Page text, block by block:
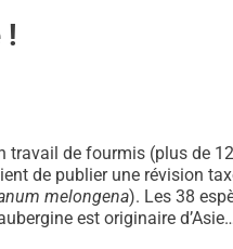
!
travail de fourmis (plus de
de publier une révision
melongena). Les 38
est originaire